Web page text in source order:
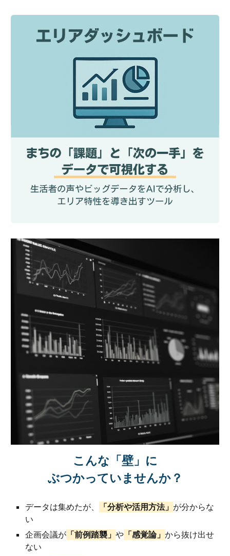
こんな 「壁」 に
ぶつかっていませんか？
データは集めたが、 「分析や活用方法」 が分からな
い
企画会議が 「前例踏襲」や 「感覚論」から抜け出せ
ない